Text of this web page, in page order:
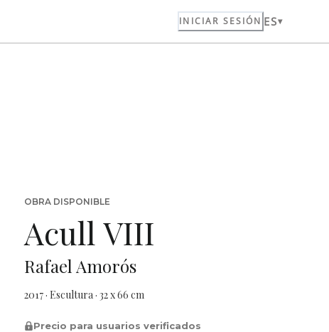
INICIAR SESIÓN ES
OBRA DISPONIBLE
Acull VIII
Rafael Amorós
2017 · Escultura · 32 x 66 cm
Precio para usuarios verificados